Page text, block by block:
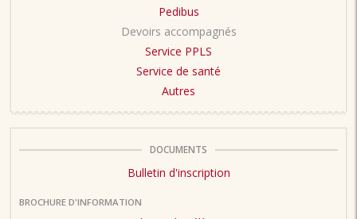
Pedibus
Devoirs accompagnés
Service PPLS
Service de santé
Autres
DOCUMENTS
Bulletin d'inscription
BROCHURE D'INFORMATION